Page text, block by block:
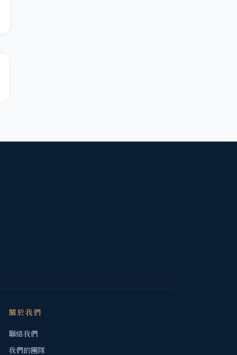
關於我們
聯絡我們
我們的團隊